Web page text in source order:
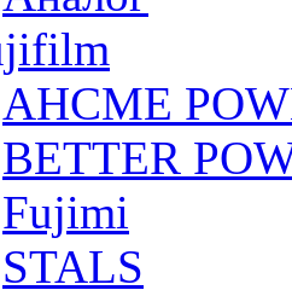
AHCME
BETTER
Fujimi
STALS